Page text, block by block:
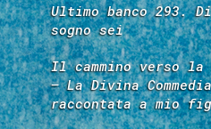
Ultimo banco 293.
sogno sei
Il cammino verso
– La Divina Commedia
raccontata a mio